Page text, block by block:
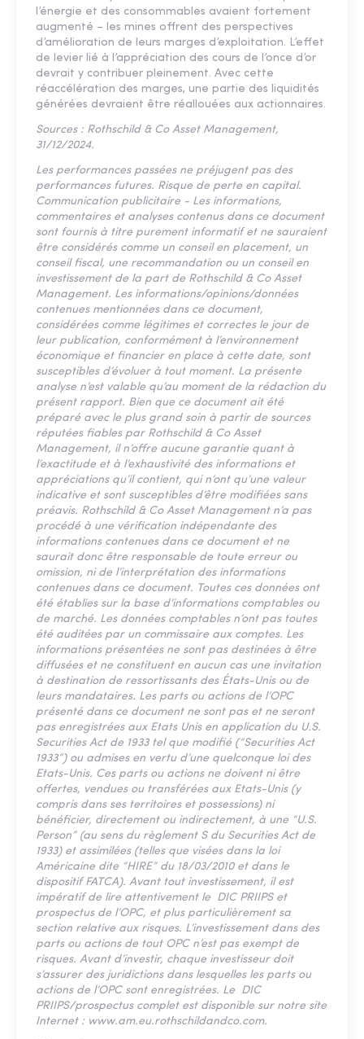
l’énergie et des consommables avaient fortement
augmenté – les mines offrent des perspectives
d’amélioration de leurs marges d’exploitation. L’effet
de levier lié à l’appréciation des cours de l’once d’or
devrait y contribuer pleinement. Avec cette
réaccélération des marges, une partie des liquidités
générées devraient être réallouées aux actionnaires.
Sources : Rothschild & Co Asset Management,
31/12/2024.
Les performances passées ne préjugent pas des
performances futures. Risque de perte en capital.
Communication publicitaire - Les informations,
commentaires et analyses contenus dans ce document
sont fournis à titre purement informatif et ne sauraient
être considérés comme un conseil en placement, un
conseil fiscal, une recommandation ou un conseil en
investissement de la part de Rothschild & Co Asset
Management. Les informations/opinions/données
contenues mentionnées dans ce document,
considérées comme légitimes et correctes le jour de
leur publication, conformément à l’environnement
économique et financier en place à cette date, sont
susceptibles d’évoluer à tout moment. La présente
analyse n’est valable qu’au moment de la rédaction du
présent rapport. Bien que ce document ait été
préparé avec le plus grand soin à partir de sources
réputées fiables par Rothschild & Co Asset
Management, il n’offre aucune garantie quant à
l’exactitude et à l’exhaustivité des informations et
appréciations qu’il contient, qui n’ont qu’une valeur
indicative et sont susceptibles d’être modifiées sans
préavis. Rothschild & Co Asset Management n’a pas
procédé à une vérification indépendante des
informations contenues dans ce document et ne
saurait donc être responsable de toute erreur ou
omission, ni de l’interprétation des informations
contenues dans ce document. Toutes ces données ont
été établies sur la base d’informations comptables ou
de marché. Les données comptables n’ont pas toutes
été auditées par un commissaire aux comptes. Les
informations présentées ne sont pas destinées à être
diffusées et ne constituent en aucun cas une invitation
à destination de ressortissants des États-Unis ou de
leurs mandataires. Les parts ou actions de l’OPC
présenté dans ce document ne sont pas et ne seront
pas enregistrées aux Etats Unis en application du U.S.
Securities Act de 1933 tel que modifié (“Securities Act
1933”) ou admises en vertu d’une quelconque loi des
Etats-Unis. Ces parts ou actions ne doivent ni être
offertes, vendues ou transférées aux Etats-Unis (y
compris dans ses territoires et possessions) ni
bénéficier, directement ou indirectement, à une “U.S.
Person” (au sens du règlement S du Securities Act de
1933) et assimilées (telles que visées dans la loi
Américaine dite “HIRE” du 18/03/2010 et dans le
dispositif FATCA). Avant tout investissement, il est
impératif de lire attentivement le DIC PRIIPS et
prospectus de l’OPC, et plus particulièrement sa
section relative aux risques. L’investissement dans des
parts ou actions de tout OPC n’est pas exempt de
risques. Avant d’investir, chaque investisseur doit
s’assurer des juridictions dans lesquelles les parts ou
actions de l’OPC sont enregistrées. Le DIC
PRIIPS/prospectus complet est disponible sur notre site
Internet : www.am.eu.rothschildandco.com.